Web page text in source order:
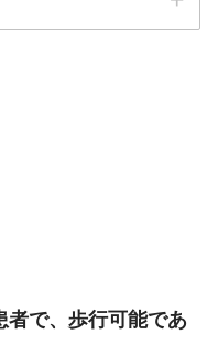
者で、歩行可能であ